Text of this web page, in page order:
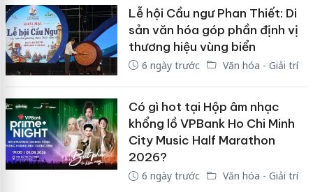
Lễ hội Cầu ngư Phan Thiết: Di
sản văn hóa góp phần định vị
thương hiệu vùng biển
6 ngày trước Văn hóa - Giải trí
Có gì hot tại Hộp âm nhạc
khổng lồ VPBank Ho Chi Minh
City Music Half Marathon
2026?
6 ngày trước Văn hóa - Giải trí